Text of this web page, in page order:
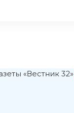
«Вестник 32»